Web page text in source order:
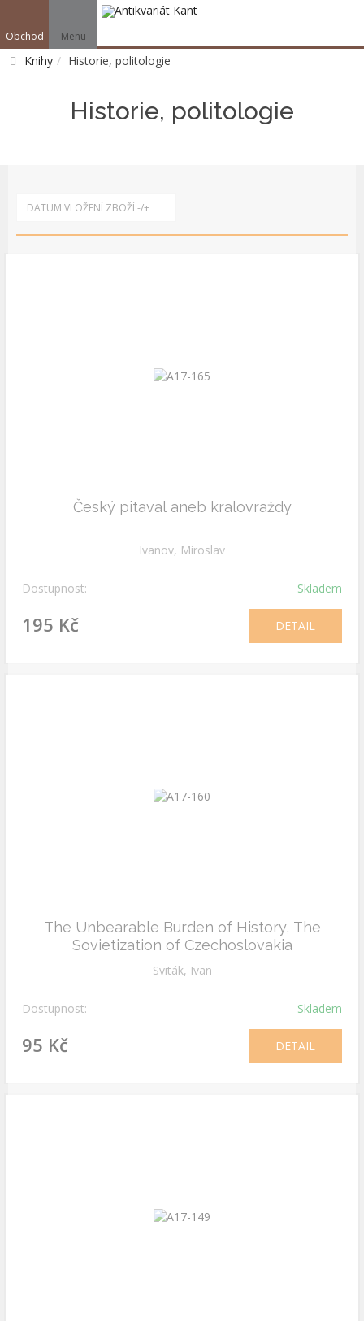
Obchod Menu
Knihy Historie, politologie
Historie, politologie
DATUM VLOŽENÍ ZBOŽÍ -/+
Český pitaval aneb kralovraždy
Ivanov, Miroslav
Dostupnost: Skladem
195 Kč DETAIL
The Unbearable Burden of History, The
Sovietization of Czechoslovakia
Sviták, Ivan
Dostupnost: Skladem
95 Kč DETAIL